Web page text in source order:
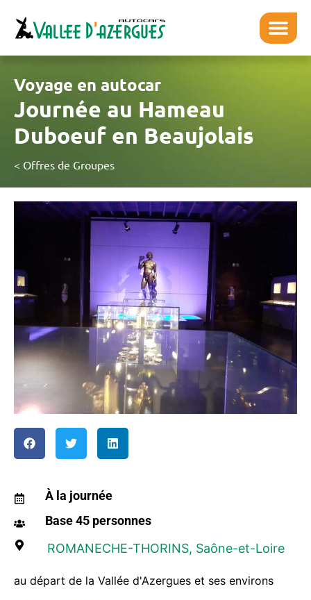
Voyage en autocar
Journée au Hameau
Duboeuf en Beaujolais
< Offres de Groupes
À la journée
Base 45 personnes
ROMANECHE-THORINS, Saône-et-Loire
au départ de la Vallée d'Azergues et ses environs